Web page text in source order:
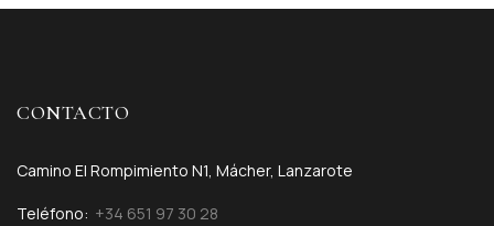
CONTACTO
Camino El Rompimiento N1, Mácher, Lanzarote
Teléfono: +34 651 97 30 28